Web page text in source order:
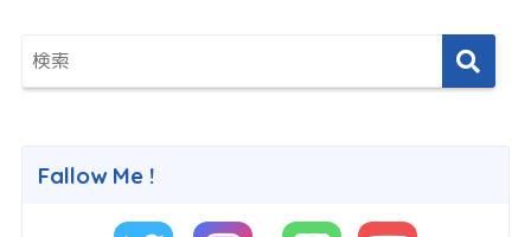
Fallow Me !